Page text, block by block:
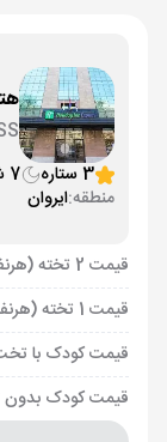
3 ستاره
7 شب
منطقه:ایروان
قیمت 2 تخته (هرنفر)
قیمت 1 تخته (هرنفر)
قیمت کودک با
قیمت کودک